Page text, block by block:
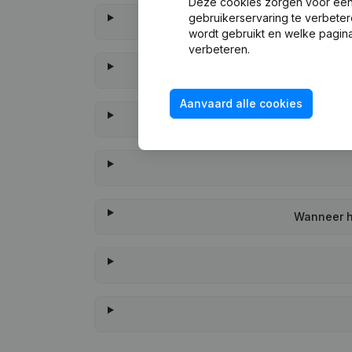
Wanneer
gebruikerservaring te
wordt gebruikt en welke
verbeteren.
Aanvaard alle cookies